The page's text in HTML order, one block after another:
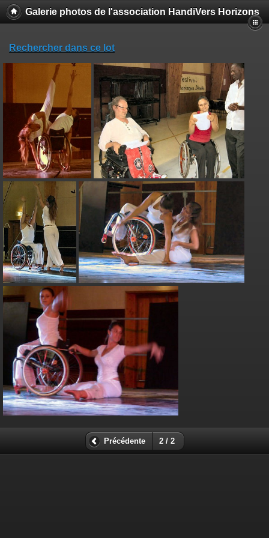
Galerie photos de l'association HandiVers Horizons
Rechercher dans ce lot
Précédente 2 / 2